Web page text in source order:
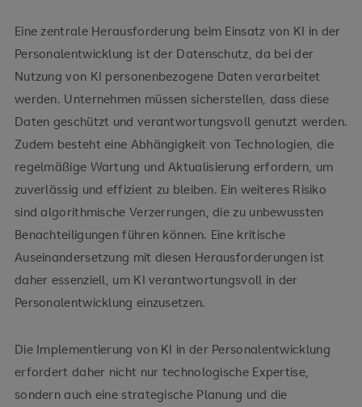
Eine zentrale Herausforderung beim Einsatz von KI in der
Personalentwicklung ist der Datenschutz, da bei der
Nutzung von KI personenbezogene Daten verarbeitet
werden. Unternehmen müssen sicherstellen, dass diese
Daten geschützt und verantwortungsvoll genutzt werden.
Zudem besteht eine Abhängigkeit von Technologien, die
regelmäßige Wartung und Aktualisierung erfordern, um
zuverlässig und effizient zu bleiben. Ein weiteres Risiko
sind algorithmische Verzerrungen, die zu unbewussten
Benachteiligungen führen können. Eine kritische
Auseinandersetzung mit diesen Herausforderungen ist
daher essenziell, um KI verantwortungsvoll in der
Personalentwicklung einzusetzen.
Die Implementierung von KI in der Personalentwicklung
erfordert daher nicht nur technologische Expertise,
sondern auch eine strategische Planung und die